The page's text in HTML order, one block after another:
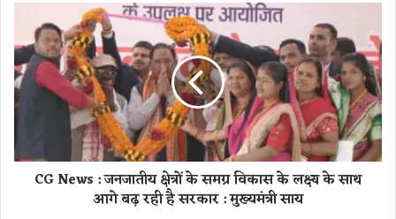
N
e
w
s
न
CG News : जनजातीय क्षेत्रों के समग्र विकास के लक्ष्य के साथ
आगे बढ़ रही है सरकार : मुख्यमंत्री साय